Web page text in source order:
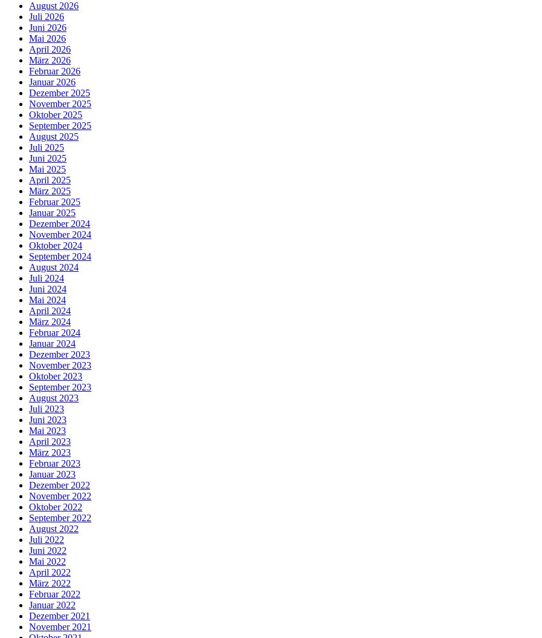
August 2026
Juli 2026
Juni 2026
Mai 2026
April 2026
März 2026
Februar 2026
Januar 2026
Dezember 2025
November 2025
Oktober 2025
September 2025
August 2025
Juli 2025
Juni 2025
Mai 2025
April 2025
März 2025
Februar 2025
Januar 2025
Dezember 2024
November 2024
Oktober 2024
September 2024
August 2024
Juli 2024
Juni 2024
Mai 2024
April 2024
März 2024
Februar 2024
Januar 2024
Dezember 2023
November 2023
Oktober 2023
September 2023
August 2023
Juli 2023
Juni 2023
Mai 2023
April 2023
März 2023
Februar 2023
Januar 2023
Dezember 2022
November 2022
Oktober 2022
September 2022
August 2022
Juli 2022
Juni 2022
Mai 2022
April 2022
März 2022
Februar 2022
Januar 2022
Dezember 2021
November 2021